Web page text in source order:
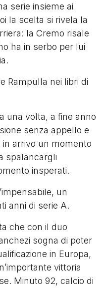
serie insieme ai
la scelta si rivela la
la Cremo risale
ha in serbo per lui
Rampulla nei libri di
una volta, a fine anno
senza appello e
in arrivo un momento
spalancargli
insperati.
un
anni di serie A.
che con il duo
sogna di poter
in Europa,
vittoria
Minuto 92, calcio di